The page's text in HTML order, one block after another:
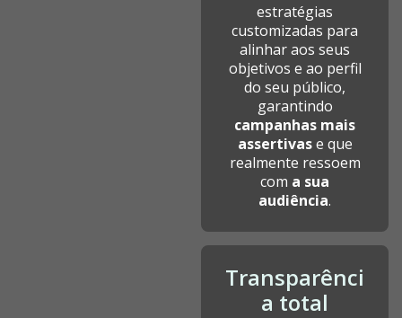
estratégias
customizadas para
alinhar aos seus
objetivos e ao perfil
do seu público,
garantindo
campanhas mais
assertivase que
realmente ressoem
com a sua
audiência.
Transparênci
a total